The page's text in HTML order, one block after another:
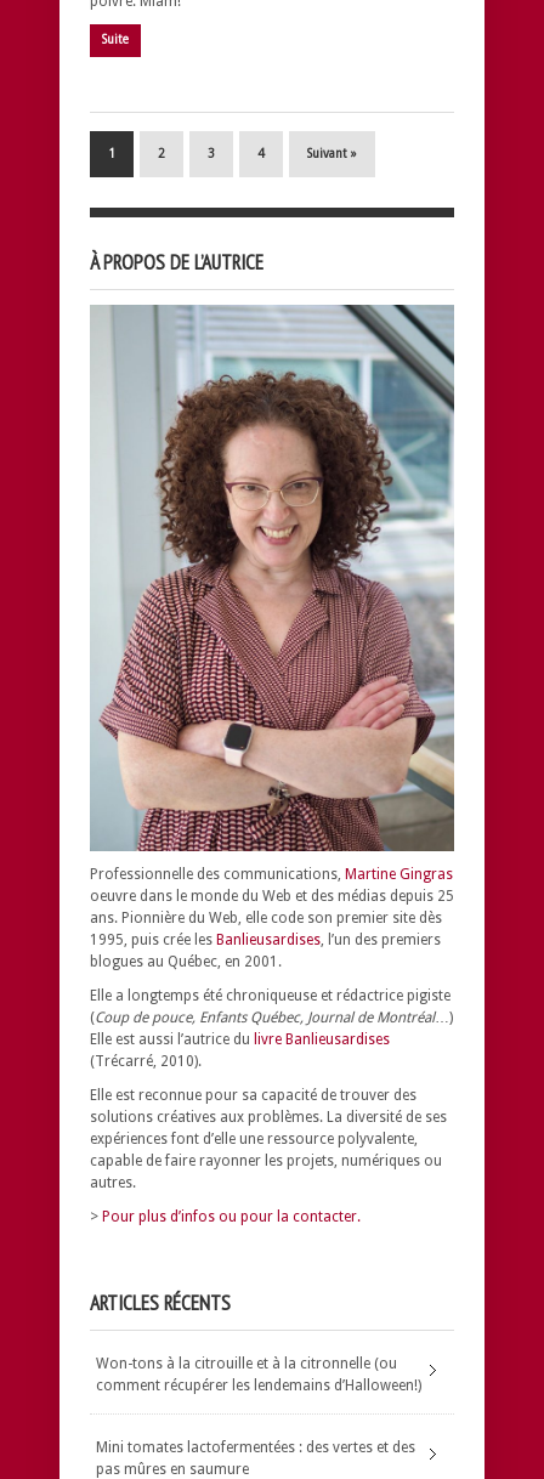
Suite
1 2 3 4 Suivant »
À PROPOS DE L’AUTRICE
Professionnelle des communications, Martine Gingras
oeuvre dans le monde du Web et des médias depuis 25
ans. Pionnière du Web, elle code son premier site dès
1995, puis crée les Banlieusardises , l’un des premiers
blogues au Québec, en 2001.
Elle a longtemps été chroniqueuse et rédactrice pigiste
(Coup de pouce, Enfants Québec, Journal de Montréal…)
Elle est aussi l’autrice du livre Banlieusardises
(Trécarré, 2010).
Elle est reconnue pour sa capacité de trouver des
solutions créatives aux problèmes. La diversité de ses
expériences font d’elle une ressource polyvalente,
capable de faire rayonner les projets, numériques ou
autres.
> Pour plus d’infos ou pour la contacter.
ARTICLES RÉCENTS
Won-tons à la citrouille et à la citronnelle (ou
comment récupérer les lendemains d’Halloween!)
Mini tomates lactofermentées : des vertes et des
pas mûres en saumure